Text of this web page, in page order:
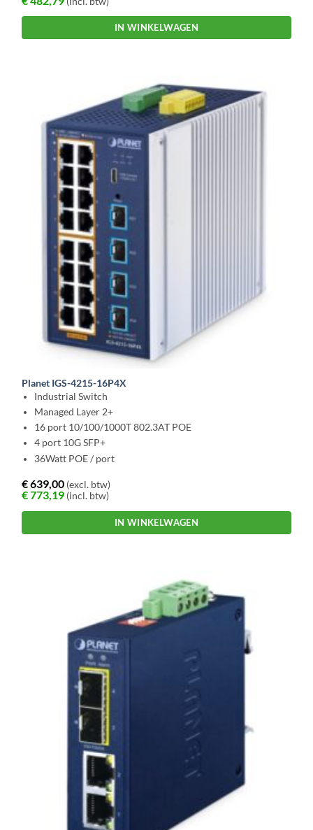
IN WINKELWAGEN
Planet IGS-4215-16P4X
Industrial Switch
Managed Layer 2+
16 port 10/100/1000T 802.3AT POE
4 port 10G SFP+
36Watt POE / port
€639,00 (excl. btw)
€773,19 (incl. btw)
IN WINKELWAGEN